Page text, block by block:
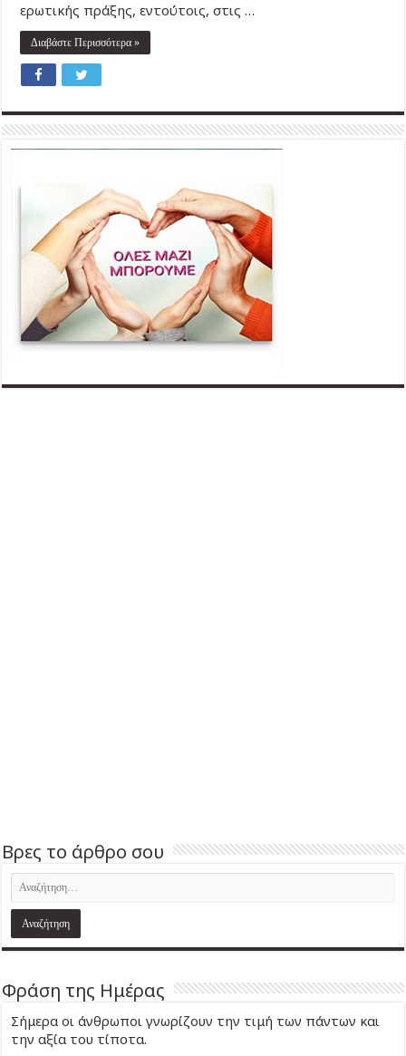
ερωτικής πράξης, εντούτοις, στις …
Διαβάστε Περισσότερα »
Βρες το άρθρο σου
Φράση της Ημέρας
Σήμερα οι άνθρωποι γνωρίζουν την τιμή των πάντων και
την αξία του τίποτα.